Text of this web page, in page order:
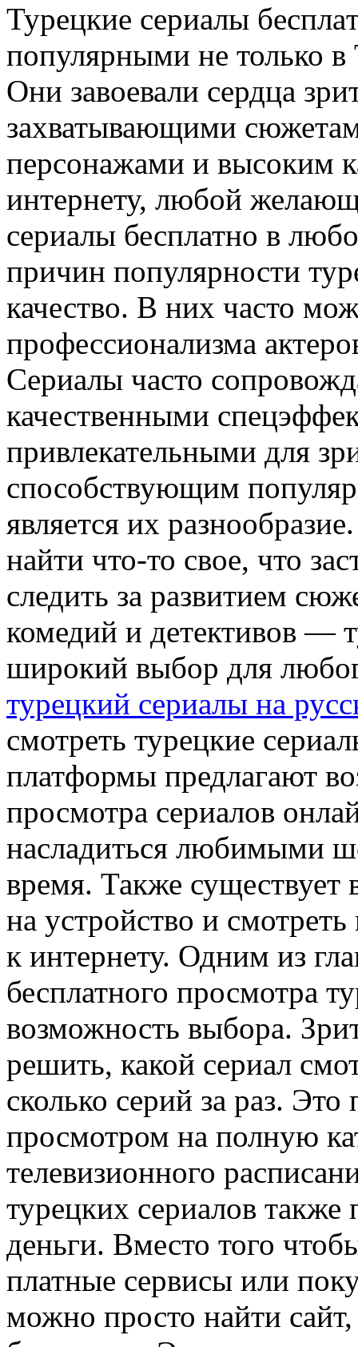
Турeцкиe сeриaлы
популярными не только
Они завоевали сердца
захватывающими
персонажами и высоким
интернету, любой
сериалы бесплатно в
причин популярности
качество. В них часто
профессионализма
Сериалы часто
качественными
привлекательными для
способствующим
является их
найти что-то свое, что
следить за развитием
комедий и детективов —
широкий выбор для
турецкий сериалы на
смотреть турецкие
платформы предлагают
просмотра сериалов
насладиться любимыми
время. Также существует
на устройство и
к интернету. Одним из
бесплатного просмотра
возможность выбора.
решить, какой сериал
сколько серий за раз. Это
просмотром на полную
телевизионного
турецких сериалов также
деньги. Вместо того
платные сервисы или
можно просто найти